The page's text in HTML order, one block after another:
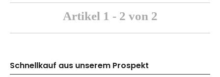
Artikel 1 - 2 von 2
Schnellkauf aus unserem Prospekt